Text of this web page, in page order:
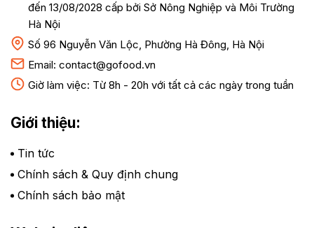
đến 13/08/2028 cấp bởi Sở Nông Nghiệp và Môi Trường
Hà Nội
Số 96 Nguyễn Văn Lộc, Phường Hà Đông, Hà Nội
Email: contact@gofood.vn
Giờ làm việc: Từ 8h - 20h với tất cả các ngày trong tuần
Giới thiệu:
Tin tức
Chính sách & Quy định chung
Chính sách bảo mật